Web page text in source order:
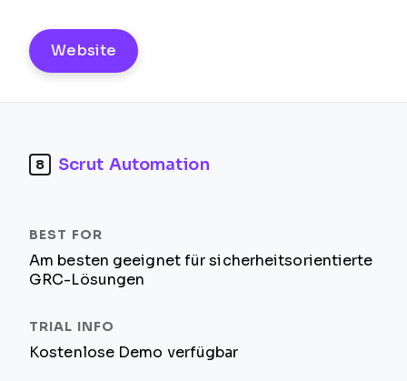
Website
8 Scrut Automation
Am besten geeignet für sicherheitsorientierte
GRC-Lösungen
Kostenlose Demo verfügbar